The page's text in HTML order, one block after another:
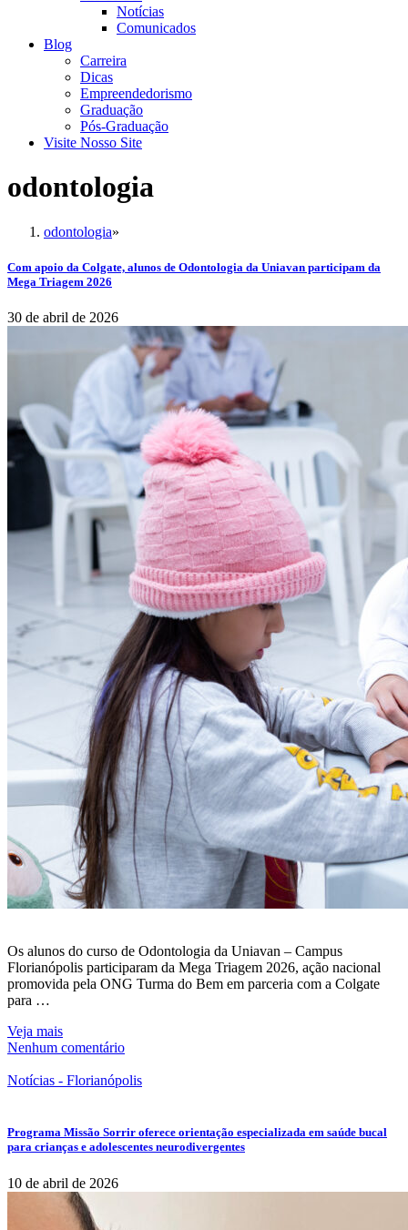
Notícias
Comunicados
Blog
Carreira
Dicas
Empreendedorismo
Graduação
Pós-Graduação
Visite Nosso Site
odontologia
odontologia»
Com apoio da Colgate, alunos de Odontologia da Uniavan participam da
Mega Triagem 2026
30 de abril de 2026
Os alunos do curso de Odontologia da Uniavan – Campus
Florianópolis participaram da Mega Triagem 2026, ação nacional
promovida pela ONG Turma do Bem em parceria com a Colgate
para …
Veja mais
Nenhum comentário
Notícias - Florianópolis
Programa Missão Sorrir oferece orientação especializada em saúde bucal
para crianças e adolescentes neurodivergentes
10 de abril de 2026